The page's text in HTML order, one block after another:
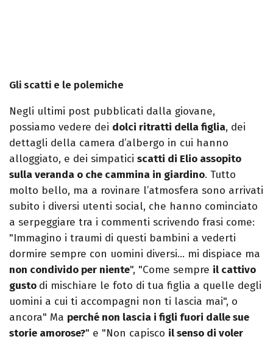
Gli scatti e le polemiche
Negli ultimi post pubblicati dalla giovane,
possiamo vedere dei dolci ritratti della figlia, dei
dettagli della camera d’albergo in cui hanno
alloggiato, e dei simpatici scatti di Elio assopito
sulla veranda o che cammina in giardino. Tutto
molto bello, ma a rovinare l’atmosfera sono arrivati
subito i diversi utenti social, che hanno cominciato
a serpeggiare tra i commenti scrivendo frasi come:
"Immagino i traumi di questi bambini a vederti
dormire sempre con uomini diversi… mi dispiace ma
non condivido per niente", "Come sempre il cattivo
gusto di mischiare le foto di tua figlia a quelle degli
uomini a cui ti accompagni non ti lascia mai", o
ancora" Ma perché non lascia i figli fuori dalle sue
storie amorose?" e "Non capisco il senso di voler